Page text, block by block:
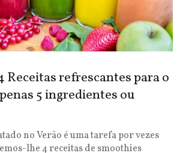
Receitas refrescantes para o
5 ingredientes ou
no Verão é uma tarefa por vezes
lhe 4 receitas de smoothies